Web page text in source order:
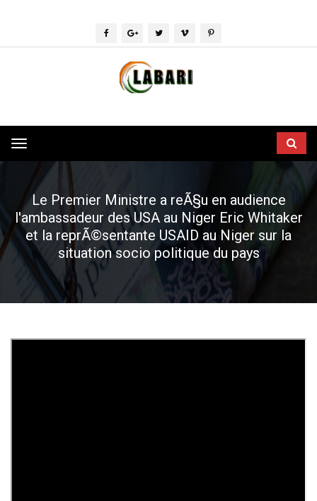
Toggle
navigation
Le Premier Ministre a reÃ§u en audience
l'ambassadeur des USA au Niger Eric Whitaker
et la reprÃ©sentante USAID au Niger sur la
situation socio politique du pays